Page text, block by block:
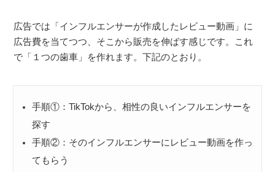
広告では「インフルエンサーが作成したレビュー動画」に
広告費を当てつつ、そこから販売を伸ばす感じです。これ
で「１つの歯車」を作れます。下記のとおり。
手順①：TikTokから、相性の良いインフルエンサーを
探す
手順②：そのインフルエンサーにレビュー動画を作っ
てもらう